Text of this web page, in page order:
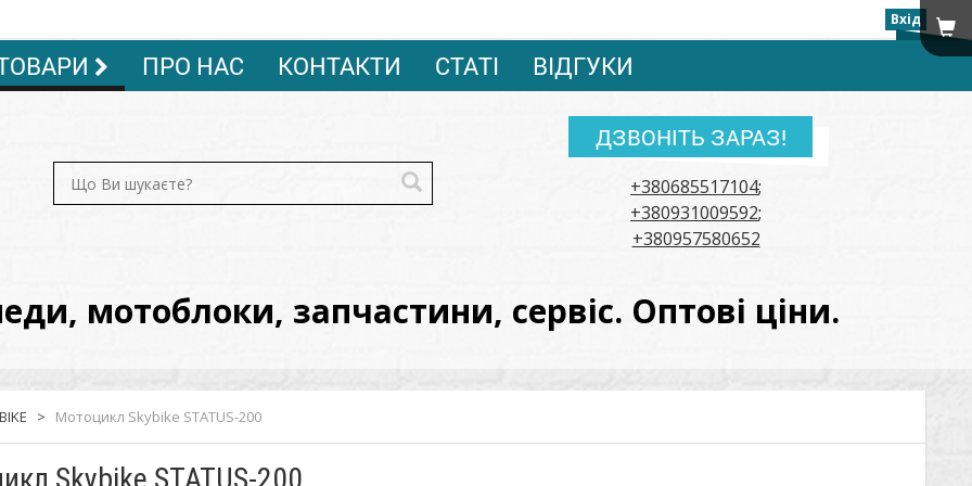
Вхід
ПРО НАС КОНТАКТИ СТАТІ ВІДГУКИ
ДЗВОНІТЬ ЗАРАЗ!
+380685517104;
+380931009592;
+380957580652
мотоблоки, запчастини, сервіс. Оптові ціни.
> Мотоцикл Skybike STATUS-200